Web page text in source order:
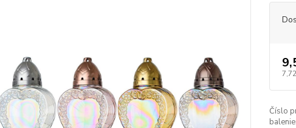
Číslo